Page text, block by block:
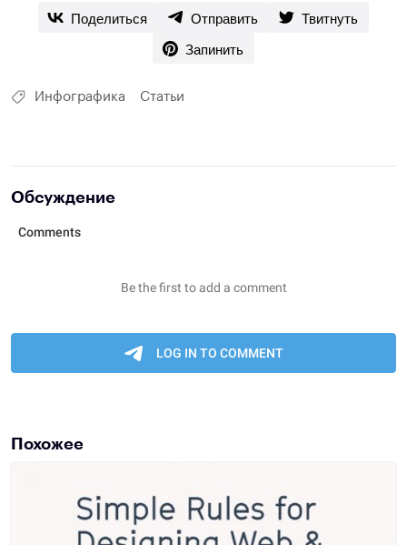
Поделиться Отправить
Твитнуть
Запинить
Инфографика Статьи
Обсуждение
Похожее